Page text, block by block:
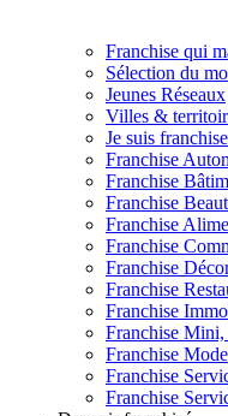
Franchise qui
Sélection du
Jeunes Réseaux
Villes &
Je suis
Franchise
Franchise
Franchise
Franchise
Franchise
Franchise
Franchise
Franchise
Franchise Mini,
Franchise Mode
Franchise
Franchise